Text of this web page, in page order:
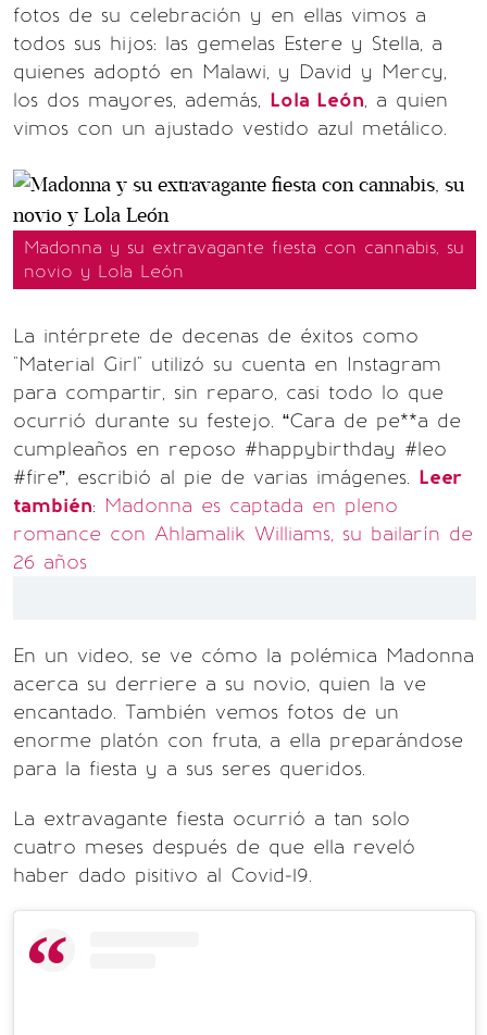
fotos de su celebración y en ellas vimos a
todos sus hijos: las gemelas Estere y Stella, a
quienes adoptó en Malawi, y David y Mercy,
los dos mayores, además, Lola León, a quien
vimos con un ajustado vestido azul metálico.
Madonna y su extravagante fiesta con cannabis, su
novio y Lola León
La intérprete de decenas de éxitos como
"Material Girl" utilizó su cuenta en Instagram
para compartir, sin reparo, casi todo lo que
ocurrió durante su festejo. “Cara de pe**a de
cumpleaños en reposo #happybirthday #leo
#fire”, escribió al pie de varias imágenes. Leer
también: Madonna es captada en pleno
romance con Ahlamalik Williams, su bailarín de
26 años
En un video, se ve cómo la polémica Madonna
acerca su derriere a su novio, quien la ve
encantado. También vemos fotos de un
enorme platón con fruta, a ella preparándose
para la fiesta y a sus seres queridos.
La extravagante fiesta ocurrió a tan solo
cuatro meses después de que ella reveló
haber dado pisitivo al Covid-19.